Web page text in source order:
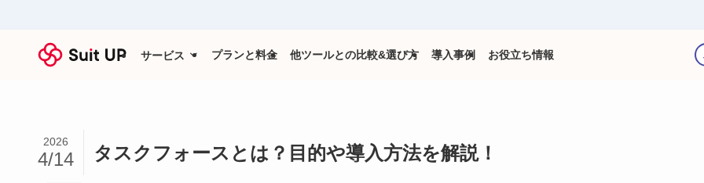
サービス プランと料金 他ツールとの比較&選び方 導入事例 お役立ち情報
タスクフォースとは？目的や導入方法を解説！
2026
4/14